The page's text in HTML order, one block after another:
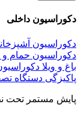
دکوراسیون داخلی
دکوراسیون
دکوراسیون حمام
باغ و ویلا
پاکیزگی دستگاه
پایش مستمر تحت